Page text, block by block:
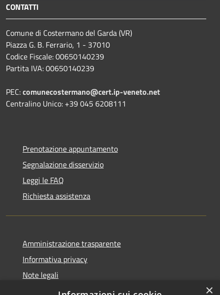
CONTATTI
Comune di Costermano del Garda (VR)
Piazza G. B. Ferrario, 1 - 37010
Codice Fiscale: 00650140239
Partita IVA: 00650140239
PEC:comunecostermano@cert.ip-veneto.net
Centralino Unico: +39 045 6208111
Prenotazione appuntamento
Segnalazione disservizio
Leggi le FAQ
Richiesta assistenza
Amministrazione trasparente
Informativa privacy
Note legali
Dichiarazione di Accessibilità
×